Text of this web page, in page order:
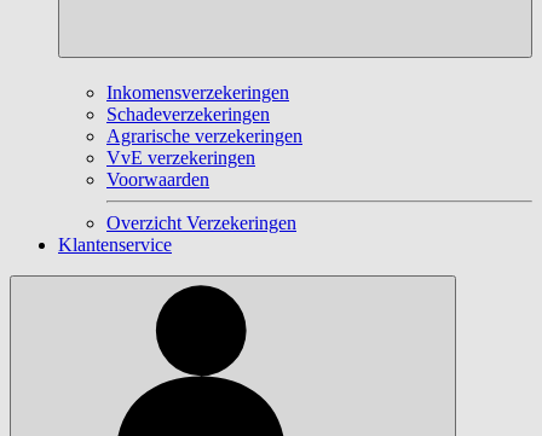
Inkomensverzekeringen
Schadeverzekeringen
Agrarische verzekeringen
VvE verzekeringen
Voorwaarden
Overzicht Verzekeringen
Klantenservice